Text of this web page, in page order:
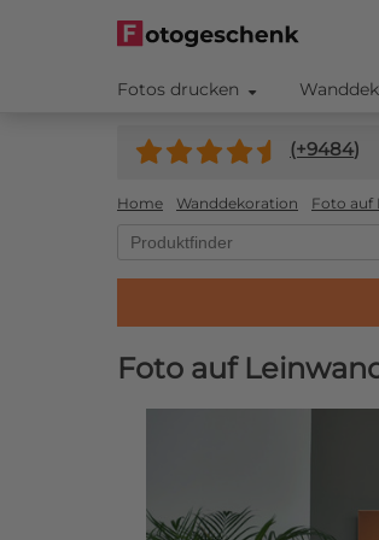
Fotos drucken
(+9484)
Home Wanddekoration Foto auf
Foto auf